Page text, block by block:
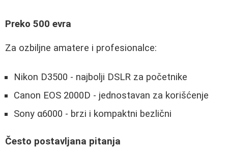
Preko 500 evra
Za ozbiljne amatere i profesionalce:
Nikon D3500 - najbolji DSLR za početnike
Canon EOS 2000D - jednostavan za korišćenje
Sony α6000 - brzi i kompaktni bezlični
Često postavljana pitanja